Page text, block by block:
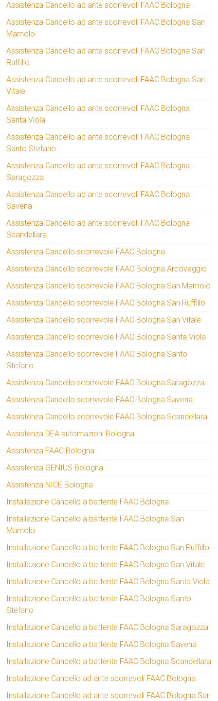
Assistenza Cancello ad ante scorrevoli FAAC Bologna
Assistenza Cancello ad ante scorrevoli FAAC Bologna San
Mamolo
Assistenza Cancello ad ante scorrevoli FAAC Bologna San
Ruffillo
Assistenza Cancello ad ante scorrevoli FAAC Bologna San
Vitale
Assistenza Cancello ad ante scorrevoli FAAC Bologna
Santa Viola
Assistenza Cancello ad ante scorrevoli FAAC Bologna
Santo Stefano
Assistenza Cancello ad ante scorrevoli FAAC Bologna
Saragozza
Assistenza Cancello ad ante scorrevoli FAAC Bologna
Savena
Assistenza Cancello ad ante scorrevoli FAAC Bologna
Scandellara
Assistenza Cancello scorrevole FAAC Bologna
Assistenza Cancello scorrevole FAAC Bologna Arcoveggio
Assistenza Cancello scorrevole FAAC Bologna San Mamolo
Assistenza Cancello scorrevole FAAC Bologna San Ruffillo
Assistenza Cancello scorrevole FAAC Bologna San Vitale
Assistenza Cancello scorrevole FAAC Bologna Santa Viola
Assistenza Cancello scorrevole FAAC Bologna Santo
Stefano
Assistenza Cancello scorrevole FAAC Bologna Saragozza
Assistenza Cancello scorrevole FAAC Bologna Savena
Assistenza Cancello scorrevole FAAC Bologna Scandellara
Assistenza DEA automazioni Bologna
Assistenza FAAC Bologna
Assistenza GENIUS Bologna
Assistenza NICE Bologna
Installazione Cancello a battente FAAC Bologna
Installazione Cancello a battente FAAC Bologna San
Mamolo
Installazione Cancello a battente FAAC Bologna San Ruffillo
Installazione Cancello a battente FAAC Bologna San Vitale
Installazione Cancello a battente FAAC Bologna Santa Viola
Installazione Cancello a battente FAAC Bologna Santo
Stefano
Installazione Cancello a battente FAAC Bologna Saragozza
Installazione Cancello a battente FAAC Bologna Savena
Installazione Cancello a battente FAAC Bologna Scandellara
Installazione Cancello ad ante scorrevoli FAAC Bologna
Installazione Cancello ad ante scorrevoli FAAC Bologna San